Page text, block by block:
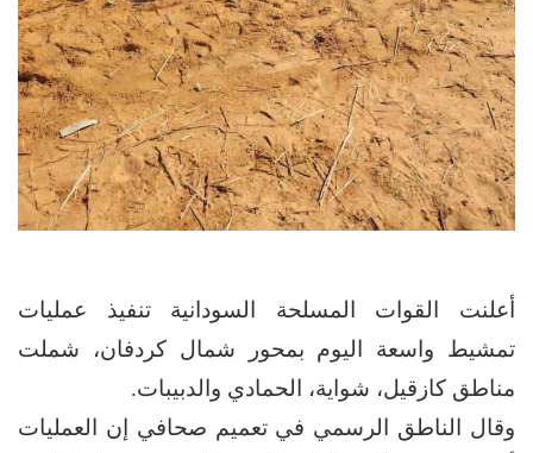
أعلنت القوات المسلحة السودانية تنفيذ عمليات
تمشيط واسعة اليوم بمحور شمال كردفان، شملت
مناطق كازقيل، شواية، الحمادي والدبيبات.
وقال الناطق الرسمي في تعميم صحافي إن العمليات